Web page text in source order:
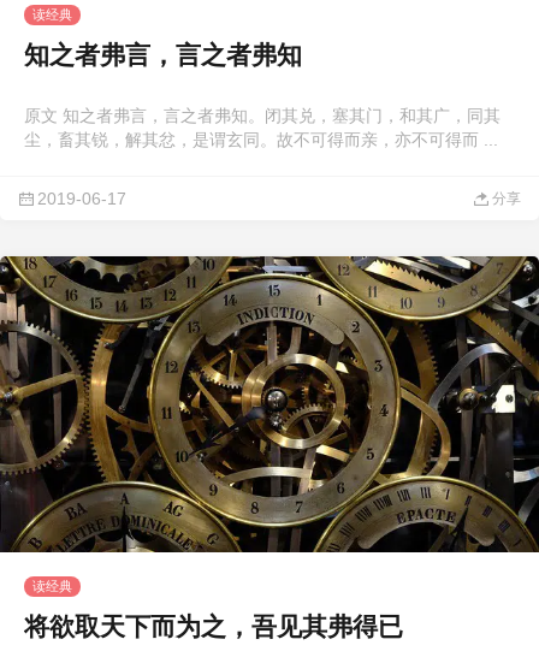
读经典
知之者弗言，言之者弗知
原文 知之者弗言，言之者弗知。闭其兑，塞其门，和其广，同其
尘，畜其锐，解其忿，是谓玄同。故不可得而亲，亦不可得而 ...
2019-06-17 分享
读经典
将欲取天下而为之，吾见其弗得已